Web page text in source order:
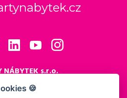
🍪
NÁBYTEK s.r.o.
984